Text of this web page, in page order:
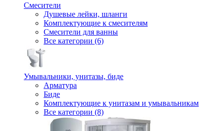
Смесители
Душевые лейки, шланги
Комплектующие к смесителям
Смесители для ванны
Все категории (6)
Умывальники, унитазы, биде
Арматура
Биде
Комплектующие к унитазам и умывальникам
Все категории (8)